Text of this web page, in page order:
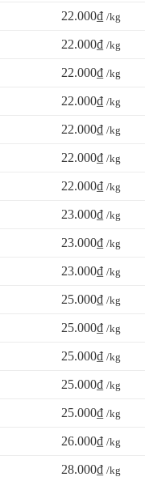
22.000₫ /kg
22.000₫ /kg
22.000₫ /kg
22.000₫ /kg
22.000₫ /kg
22.000₫ /kg
22.000₫ /kg
23.000₫ /kg
23.000₫ /kg
23.000₫ /kg
25.000₫ /kg
25.000₫ /kg
25.000₫ /kg
25.000₫ /kg
25.000₫ /kg
26.000₫ /kg
28.000₫ /kg